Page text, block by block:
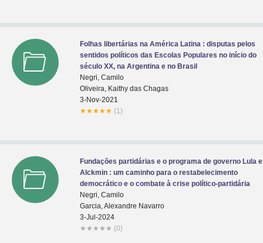
Folhas libertárias na América Latina : disputas pelos
sentidos políticos das Escolas Populares no início do
século XX, na Argentina e no Brasil
Negri, Camilo
Oliveira, Kaithy das Chagas
3-Nov-2021
★★★★★ (1)
Fundações partidárias e o programa de governo Lula e
Alckmin : um caminho para o restabelecimento
democrático e o combate à crise político-partidária
Negri, Camilo
Garcia, Alexandre Navarro
3-Jul-2024
★ ★ ★ ★ ★ (0)